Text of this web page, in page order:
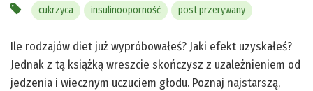
cukrzyca insulinooporność post przerywany
Ile rodzajów diet już wypróbowałeś? Jaki efekt uzyskałeś?
Jednak z tą książką wreszcie skończysz z uzależnieniem od
jedzenia i wiecznym uczuciem głodu. Poznaj najstarszą,